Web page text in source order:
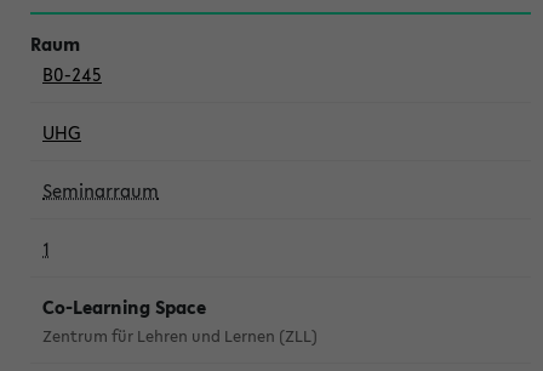
B0-245
UHG
Seminarraum
1
Co-Learning Space
Zentrum für Lehren und Lernen (ZLL)